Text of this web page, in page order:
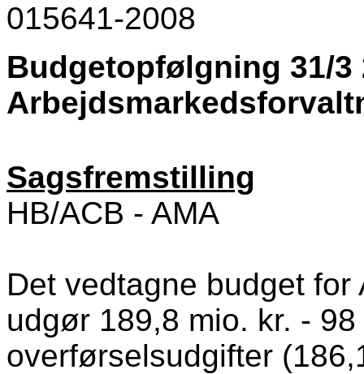
015641-2008
Budgetopfølgning 31/3
Sagsfremstilling
HB/ACB - AMA
Det vedtagne budget
udgør 189,8 mio. kr. -
overførselsudgifter